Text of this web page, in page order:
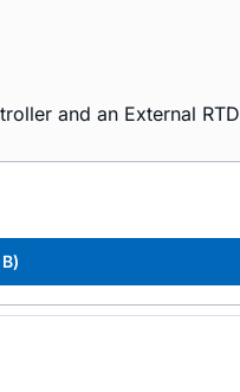
and an External RTD